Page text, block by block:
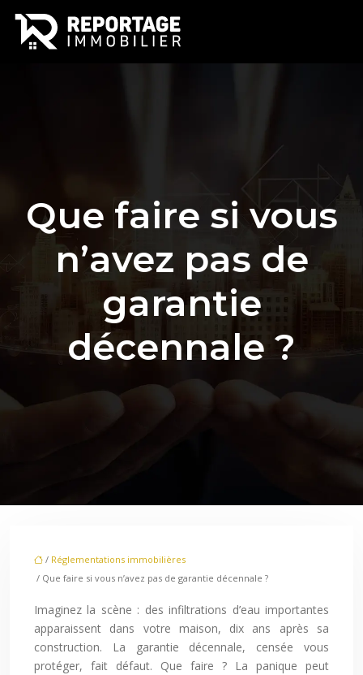
Que faire si vous
n’avez pas de
garantie
décennale ?
/ Réglementations immobilières
/ Que faire si vous n’avez pas de garantie décennale ?
Imaginez la scène : des infiltrations d’eau importantes
apparaissent dans votre maison, dix ans après sa
construction. La garantie décennale, censée vous
protéger, fait défaut. Que faire ? La panique peut